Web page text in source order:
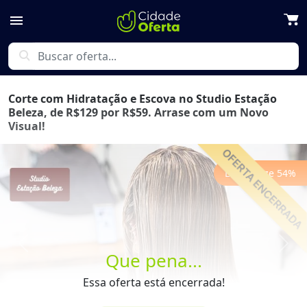
menu
search
Que pena...
Essa oferta está encerrada!
Corte com Hidratação e Escova no Studio Estação
Beleza, de R$129 por R$59. Arrase com um Novo
Visual!
Economize 54%